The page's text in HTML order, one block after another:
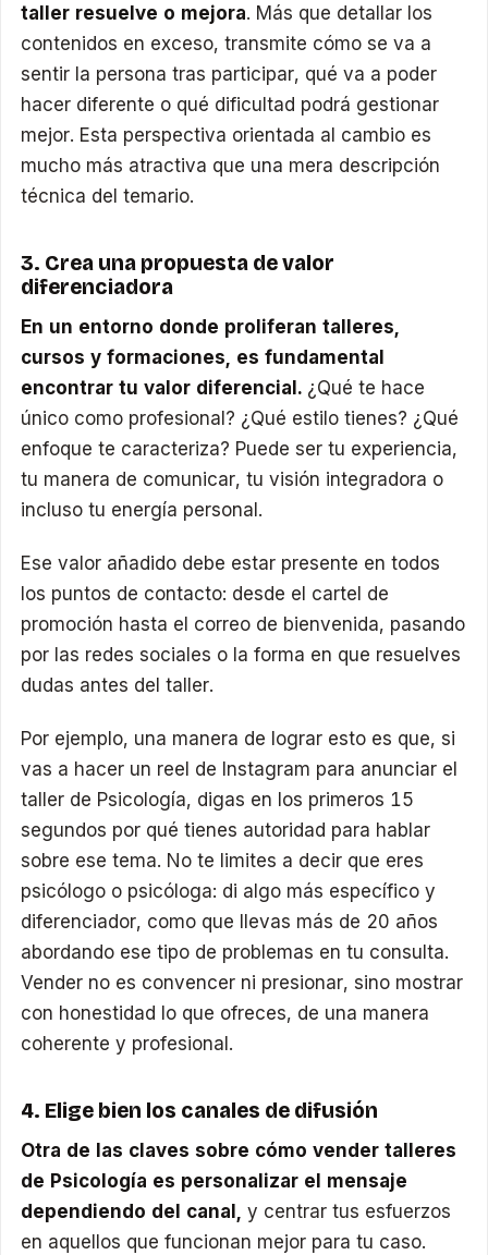
taller resuelve o mejora. Más que detallar los
contenidos en exceso, transmite cómo se va a
sentir la persona tras participar, qué va a poder
hacer diferente o qué dificultad podrá gestionar
mejor. Esta perspectiva orientada al cambio es
mucho más atractiva que una mera descripción
técnica del temario.
3. Crea una propuesta de valor
diferenciadora
En un entorno donde proliferan talleres,
cursos y formaciones, es fundamental
encontrar tu valor diferencial. ¿Qué te hace
único como profesional? ¿Qué estilo tienes? ¿Qué
enfoque te caracteriza? Puede ser tu experiencia,
tu manera de comunicar, tu visión integradora o
incluso tu energía personal.
Ese valor añadido debe estar presente en todos
los puntos de contacto: desde el cartel de
promoción hasta el correo de bienvenida, pasando
por las redes sociales o la forma en que resuelves
dudas antes del taller.
Por ejemplo, una manera de lograr esto es que, si
vas a hacer un reel de Instagram para anunciar el
taller de Psicología, digas en los primeros 15
segundos por qué tienes autoridad para hablar
sobre ese tema. No te limites a decir que eres
psicólogo o psicóloga: di algo más específico y
diferenciador, como que llevas más de 20 años
abordando ese tipo de problemas en tu consulta.
Vender no es convencer ni presionar, sino mostrar
con honestidad lo que ofreces, de una manera
coherente y profesional.
4. Elige bien los canales de difusión
Otra de las claves sobre cómo vender talleres
de Psicología es personalizar el mensaje
dependiendo del canal, y centrar tus esfuerzos
en aquellos que funcionan mejor para tu caso.